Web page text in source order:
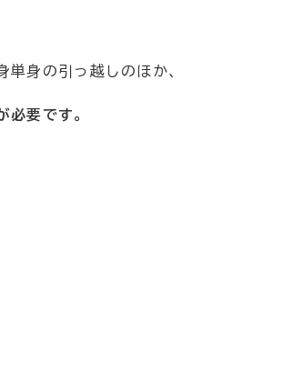
身の引っ越しのほか、
必要です。